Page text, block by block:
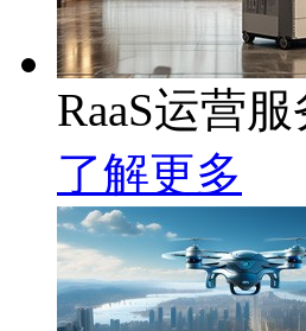
RaaS运营
了解更多